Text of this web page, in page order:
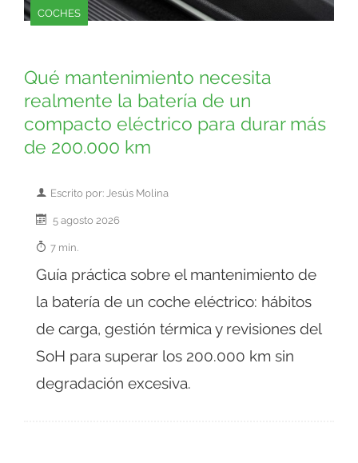
COCHES
Qué mantenimiento necesita
realmente la batería de un
compacto eléctrico para durar más
de 200.000 km
Escrito por: Jesús Molina
5 agosto 2026
7 min.
Guía práctica sobre el mantenimiento de
la batería de un coche eléctrico: hábitos
de carga, gestión térmica y revisiones del
SoH para superar los 200.000 km sin
degradación excesiva.